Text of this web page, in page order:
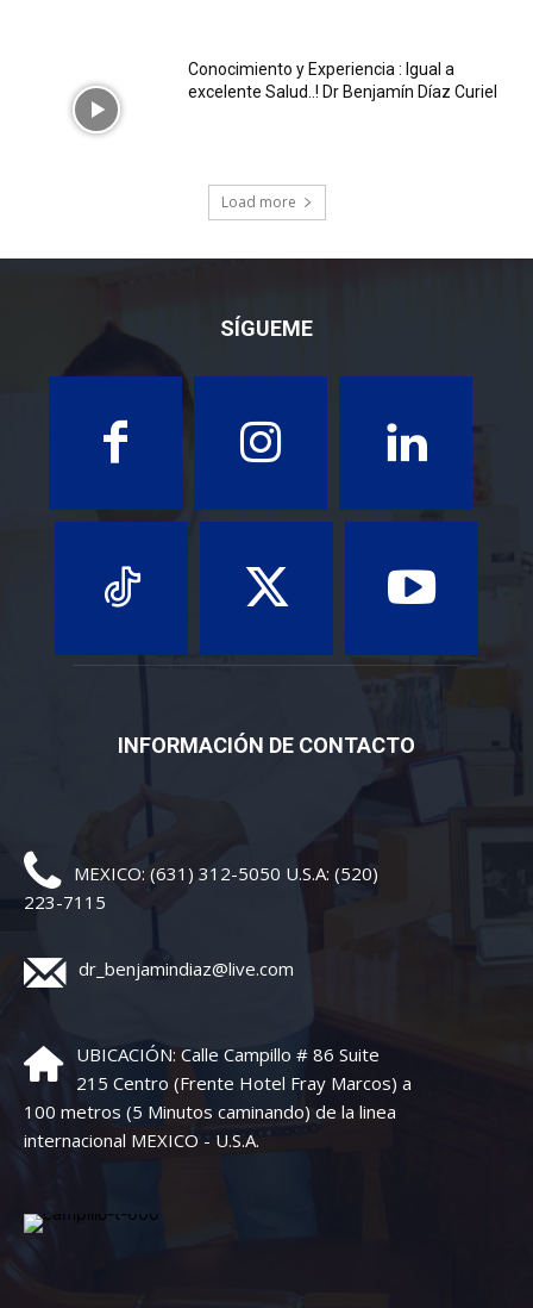
Conocimiento y Experiencia : Igual a
excelente Salud..! Dr Benjamín Díaz Curiel
Load more
SÍGUEME
INFORMACIÓN DE CONTACTO
MEXICO: (631) 312-5050 U.S.A: (520)
223-7115
dr_benjamindiaz@live.com
UBICACIÓN: Calle Campillo # 86 Suite
215 Centro (Frente Hotel Fray Marcos) a
100 metros (5 Minutos caminando) de la linea
internacional MEXICO - U.S.A.